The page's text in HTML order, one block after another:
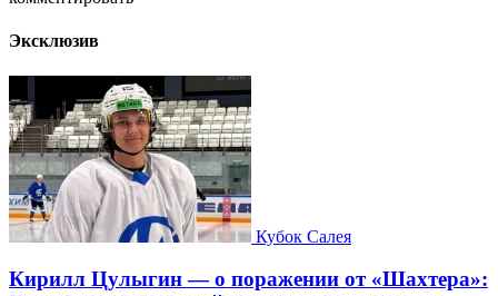
Эксклюзив
Кубок Салея
Кирилл Цулыгин — о поражении от «Шахтера»: